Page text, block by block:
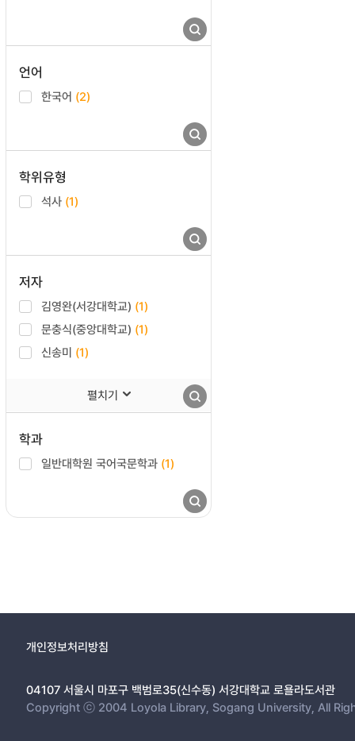
언어
한국어 (2)
학위유형
석사 (1)
저자
김영완(서강대학교) (1)
문충식(중앙대학교) (1)
신송미 (1)
펼치기
학과
일반대학원 국어국문학과 (1)
개인정보처리방침
04107 서울시 마포구 백범로35(신수동) 서강대학교 로욜라도서관
Copyright ⓒ 2004 Loyola Library, Sogang University, All